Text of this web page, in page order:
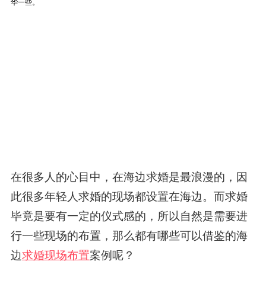
在很多人的心目中，在海边求婚是最浪漫的，因
此很多年轻人求婚的现场都设置在海边。而求婚
毕竟是要有一定的仪式感的，所以自然是需要进
行一些现场的布置，那么都有哪些可以借鉴的海
边求婚现场布置案例呢？